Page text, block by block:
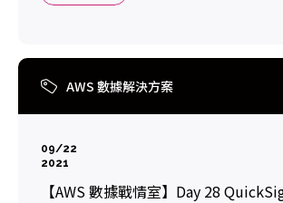
AWS 數據解決方案
09/22
2021
【AWS 數據戰情室】Day 28